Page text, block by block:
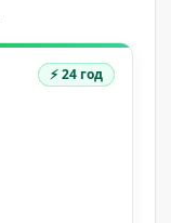
⚡ 24 год